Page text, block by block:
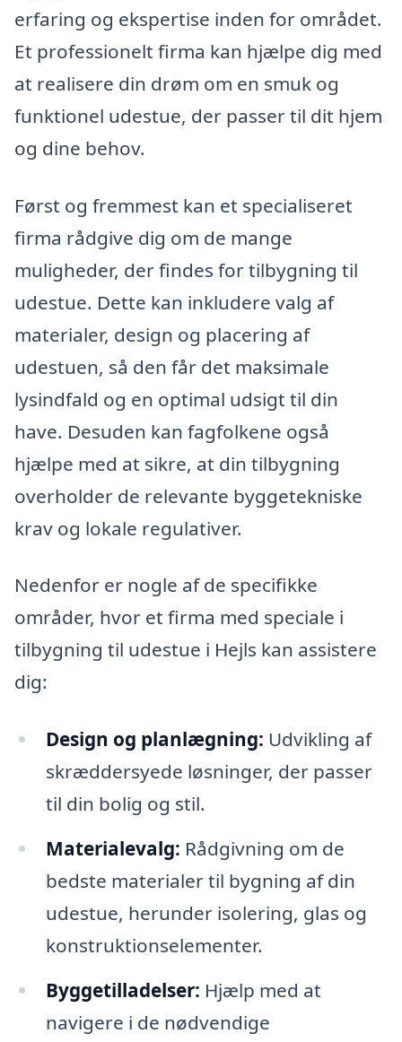
erfaring og ekspertise inden for området.
Et professionelt firma kan hjælpe dig med
at realisere din drøm om en smuk og
funktionel udestue, der passer til dit hjem
og dine behov.
Først og fremmest kan et specialiseret
firma rådgive dig om de mange
muligheder, der findes for tilbygning til
udestue. Dette kan inkludere valg af
materialer, design og placering af
udestuen, så den får det maksimale
lysindfald og en optimal udsigt til din
have. Desuden kan fagfolkene også
hjælpe med at sikre, at din tilbygning
overholder de relevante byggetekniske
krav og lokale regulativer.
Nedenfor er nogle af de specifikke
områder, hvor et firma med speciale i
tilbygning til udestue i Hejls kan assistere
dig:
Design og planlægning: Udvikling af
skræddersyede løsninger, der passer
til din bolig og stil.
Materialevalg: Rådgivning om de
bedste materialer til bygning af din
udestue, herunder isolering, glas og
konstruktionselementer.
Byggetilladelser: Hjælp med at
navigere i de nødvendige